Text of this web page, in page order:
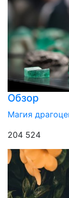
Обзор
Магия
204 524